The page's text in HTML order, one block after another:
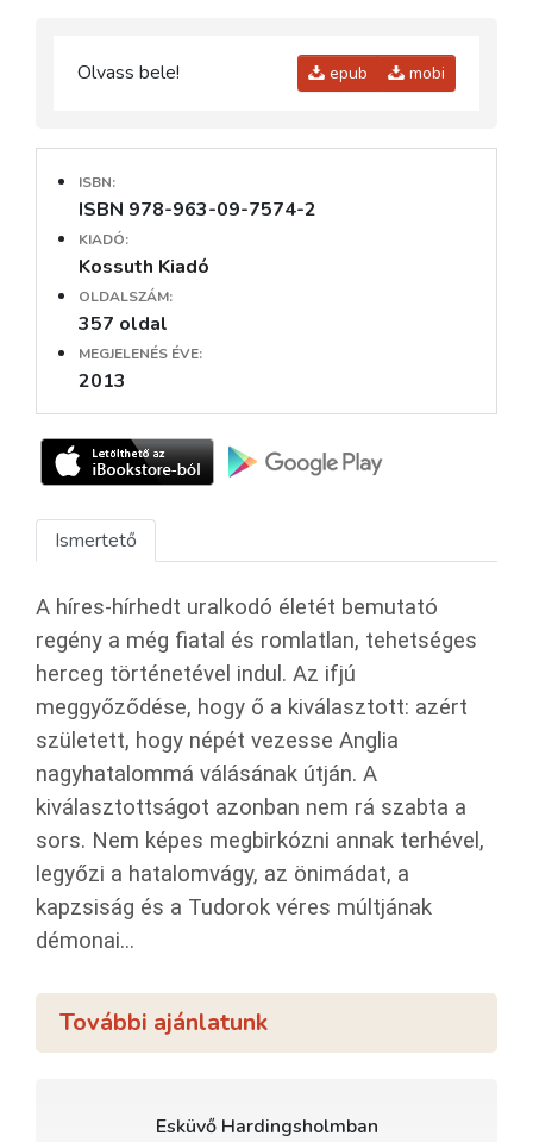
Olvass bele! epub mobi
ISBN:
ISBN 978-963-09-7574-2
KIADÓ:
Kossuth Kiadó
OLDALSZÁM:
357 oldal
MEGJELENÉS ÉVE:
2013
Ismertető
A híres-hírhedt uralkodó életét bemutató
regény a még fiatal és romlatlan, tehetséges
herceg történetével indul. Az ifjú
meggyőződése, hogy ő a kiválasztott: azért
született, hogy népét vezesse Anglia
nagyhatalommá válásának útján. A
kiválasztottságot azonban nem rá szabta a
sors. Nem képes megbirkózni annak terhével,
legyőzi a hatalomvágy, az önimádat, a
kapzsiság és a Tudorok véres múltjának
démonai...
További ajánlatunk
Esküvő Hardingsholmban